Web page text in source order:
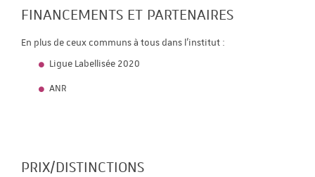
FINANCEMENTS ET PARTENAIRES
En plus de ceux communs à tous dans l'institut :
Ligue Labellisée 2020
ANR
PRIX/DISTINCTIONS